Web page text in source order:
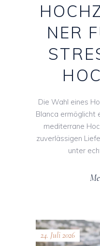
NER
Die Wahl eines
Blanca ermöglicht
mediterrane
zuverlässigen
unter
24. Juli 2026